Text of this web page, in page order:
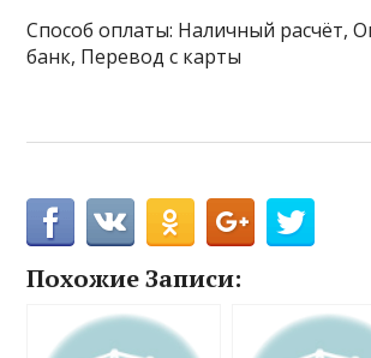
Способ оплаты: Наличный расчёт,
банк, Перевод с карты
Похожие Записи: